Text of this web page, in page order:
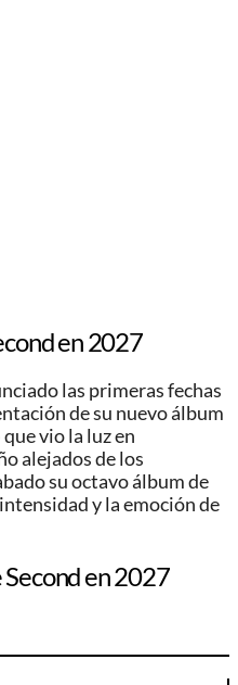
en 2027
las primeras fechas
de su nuevo álbum
vio la luz en
alejados de los
su octavo álbum de
y la emoción de
en 2027